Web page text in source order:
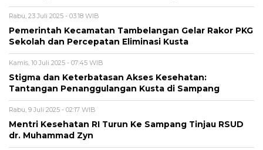
Rabu, 23 Juli 2025 - 03:18 WIB
Pemerintah Kecamatan Tambelangan Gelar Rakor PKG
Sekolah dan Percepatan Eliminasi Kusta
Kamis, 10 Juli 2025 - 07:45 WIB
Stigma dan Keterbatasan Akses Kesehatan:
Tantangan Penanggulangan Kusta di Sampang
Rabu, 9 Juli 2025 - 02:17 WIB
Mentri Kesehatan RI Turun Ke Sampang Tinjau RSUD
dr. Muhammad Zyn